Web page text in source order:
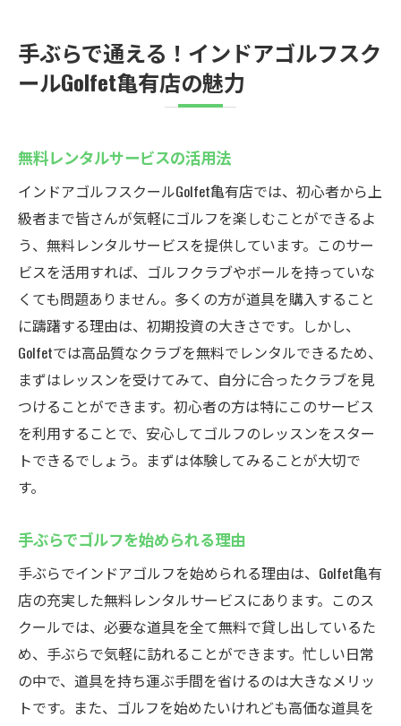
手ぶらで通える！インドアゴルフスク
ールGolfet亀有店の魅力
無料レンタルサービスの活用法
インドアゴルフスクールGolfet亀有店では、初心者から上
級者まで皆さんが気軽にゴルフを楽しむことができるよ
う、無料レンタルサービスを提供しています。このサー
ビスを活用すれば、ゴルフクラブやボールを持っていな
くても問題ありません。多くの方が道具を購入すること
に躊躇する理由は、初期投資の大きさです。しかし、
Golfetでは高品質なクラブを無料でレンタルできるため、
まずはレッスンを受けてみて、自分に合ったクラブを見
つけることができます。初心者の方は特にこのサービス
を利用することで、安心してゴルフのレッスンをスター
トできるでしょう。まずは体験してみることが大切で
す。
手ぶらでゴルフを始められる理由
手ぶらでインドアゴルフを始められる理由は、Golfet亀有
店の充実した無料レンタルサービスにあります。このス
クールでは、必要な道具を全て無料で貸し出しているた
め、手ぶらで気軽に訪れることができます。忙しい日常
の中で、道具を持ち運ぶ手間を省けるのは大きなメリッ
トです。また、ゴルフを始めたいけれども高価な道具を